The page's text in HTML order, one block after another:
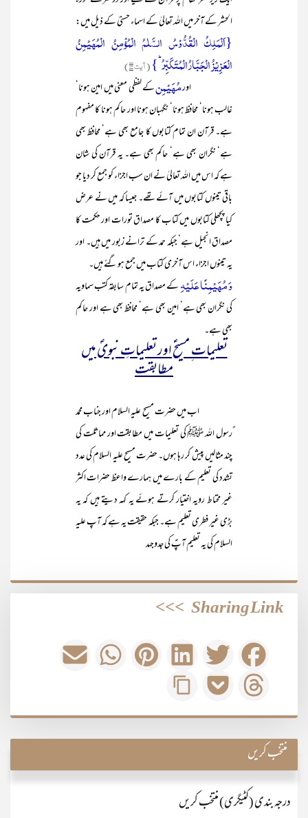
الحشر کے آخر میں اللہ تعالیٰ کے اسماء حسنیٰ کے ذیل میں:
{اَلۡمَلِکُ الۡقُدُّوۡسُ السَّلٰمُ الۡمُؤۡمِنُ الۡمُہَیۡمِنُ
الۡعَزِیۡزُ الۡجَبَّارُ الۡمُتَکَبِّرُ ؕ}(آیت ۲۳)
اورمُھَیْمِنکے لفظی معنی میں امین ہونا‘
غالب ہونا‘ محافظ ہونا‘ نگہبان ہونا اور حاکم ہونا کا مفہوم
ہے۔ قرآن ان تمام کتابوں کا جامع بھی ہے‘ محافظ بھی
ہے‘ نگران بھی ہے‘ حاکم بھی ہے۔ یہ قرآن کی شان
ہے کہ اس میں اللہ تعالیٰ نے ان سب اجزاء کو جمع کر دیا جو
باقی تینوں کتابوں میں آئے تھے۔ جیسا کہ میں نے عرض
کیا پچھلی کتابوں میں کتاب کا مصداق تورات اور حکمت کا
مصداق انجیل ہے‘ جبکہ حمد کے ترانے زبور میں ہیں۔ اور
یہ تینوں اجزاء اس آخری کتاب میں جمع ہو گئے ہیں۔
وَ مُہَیۡمِنًا عَلَیۡہِکے مصداق یہ تمام سابقہ کتب سماویہ
کی نگران بھی ہے‘ امین بھی ہے‘ محافظ بھی ہے اور حاکم
بھی ہے۔
تعلیمات ِ مسیحؑ اور تعلیماتِ نبویؐ میں
مطابقت
اب میں حضرت مسیح علیہ السلام اور جناب محمد
ٌرسول اللہ ﷺ کی تعلیمات میں مطابقت اور مماثلت کی
چند مثالیں پیش کر رہا ہوں۔ حضرت مسیح علیہ السلام کی عدد
تشدد کی تعلیم کے بارے میں ہمارے واعظ حضرات اکثر
غیر محتاط رویہ اختیار کرتے ہوئے یہ کہہ دیتے ہیں کہ یہ
بڑی غیر فطری تعلیم ہے۔ جبکہ حقیقت یہ ہے کہ آپ علیہ
السلام کی یہ تعلیم آپؑ کی جدوجہد
Sharing Link
>>>
منتخب کریں
درجہ بندی (کٹیگری) منتخب کریں